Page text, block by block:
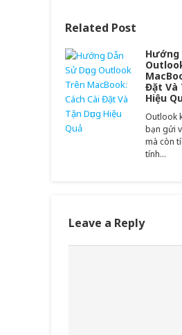
Related Post
Hướng
Đặt Và
Hiệu
Outlook
bạn gửi
mà còn
tính…
Leave a Reply